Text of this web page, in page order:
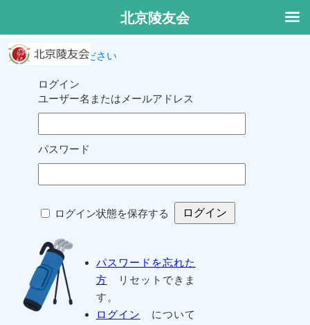
ログインしてください
ログイン
ユーザー名またはメールアドレス
パスワード
ログイン状態を保存する
パスワードを忘れた
方 リセットできま
す。
ログイン
について
北京陵友会